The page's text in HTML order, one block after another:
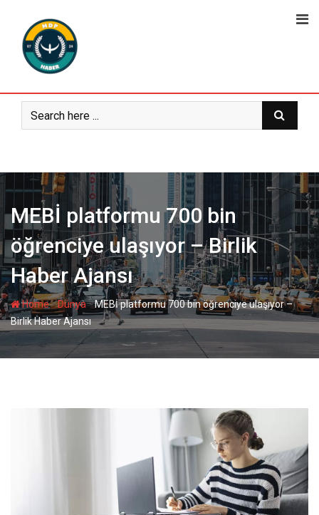
content
MEBİ platformu 700 bin
öğrenciye ulaşıyor – Birlik
Haber Ajansı
Home-Dünya-MEBİ platformu 700 bin öğrenciye ulaşıyor –
Birlik Haber Ajansı